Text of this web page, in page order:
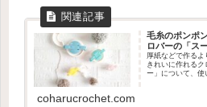
毛糸のポンポ
ロバーの「ス
厚紙などで作る
きれいに作れる
ー」について、使
coharucrochet.com